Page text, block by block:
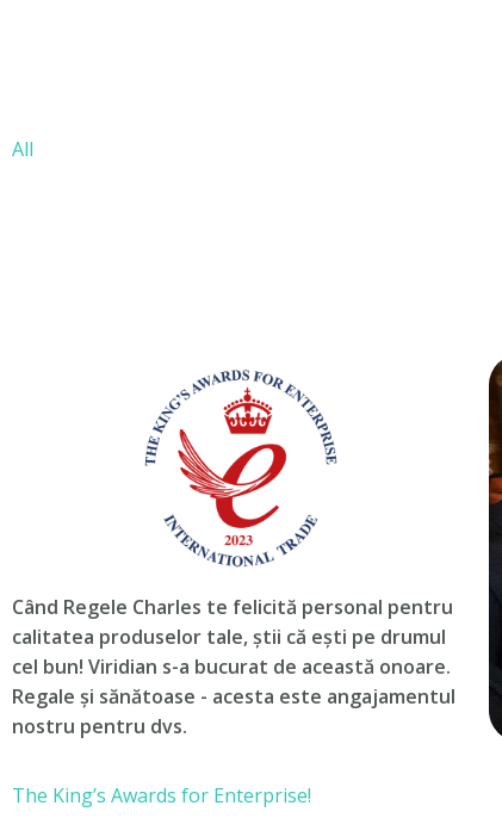
All
Când Regele Charles te felicită personal pentru
calitatea produselor tale, știi că ești pe drumul
cel bun! Viridian s-a bucurat de această onoare.
Regale și sănătoase - acesta este angajamentul
nostru pentru dvs.
The King’s Awards for Enterprise!